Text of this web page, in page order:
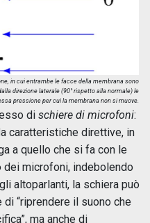
in cui entrambe le facce della membrana sono
direzione laterale (90° rispetto alla normale) le
pressione per cui la membrana non si muove.
di schiere di microfoni:
caratteristiche direttive, in
a quello che si fa con le
microfoni, indebolendo
altoparlanti, la schiera può
“riprendere il suono che
ma anche di